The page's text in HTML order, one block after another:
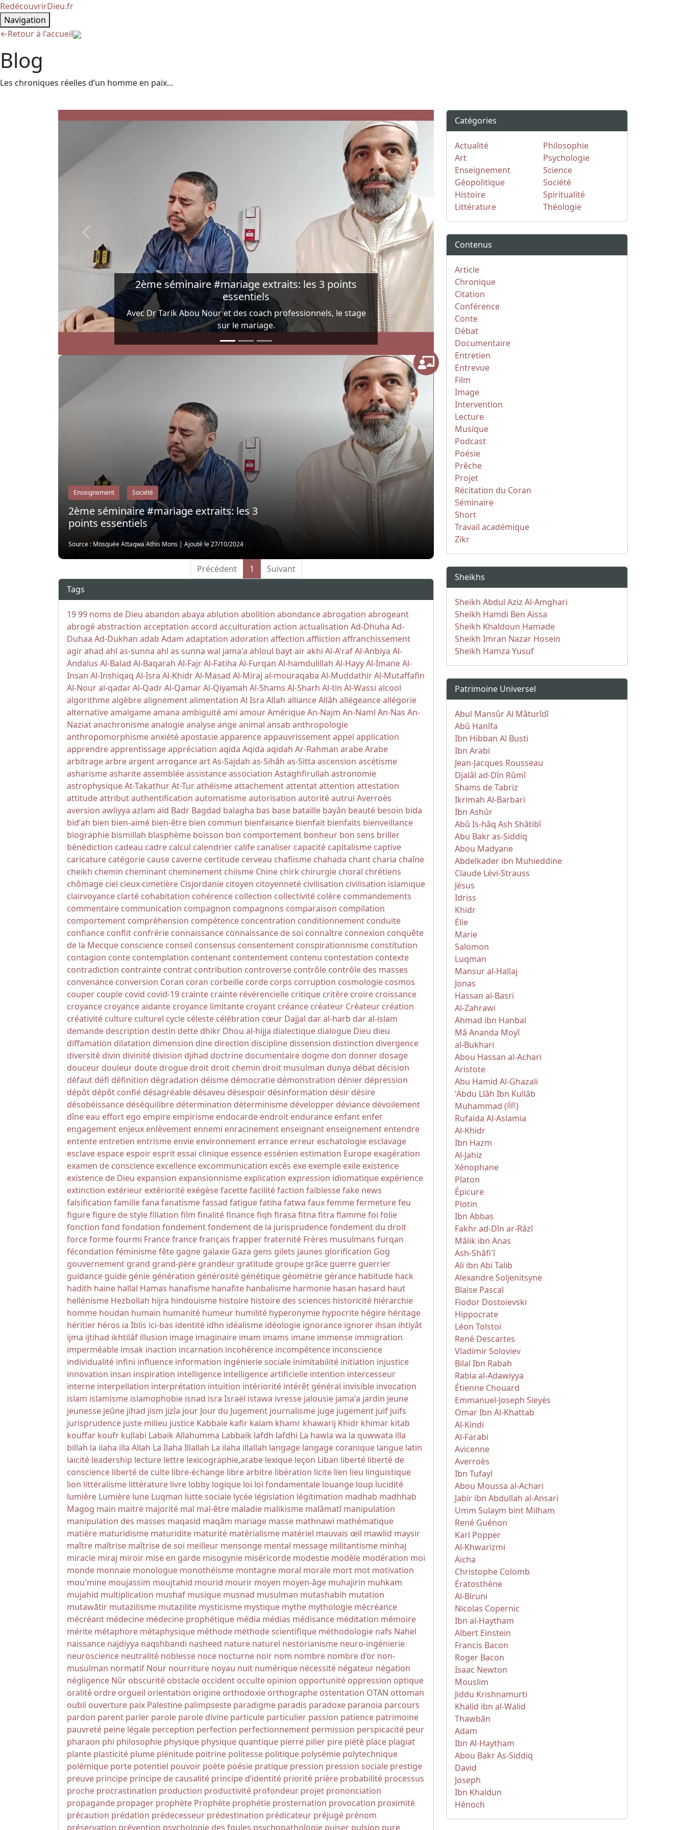
RedécouvrirDieu.fr
Navigation
←Retour à l'accueil
Blog
Les chroniques réelles d’un homme en paix...
2ème séminaire #mariage extraits: les 3 points
essentiels
Avec Dr Tarik Abou Nour et des coach professionnels, le stage
sur le mariage.
Previous Next
Enseignement Société
2ème séminaire #mariage extraits: les 3
points essentiels
Source : Mosquée Attaqwa Athis Mons | Ajouté le 27/10/2024
Précédent 1
Suivant
Tags
1999 noms de Dieu abandon abaya ablution abolition abondanceabrogation abrogeant
abrogéabstraction acceptation accord acculturation action actualisation Ad-Dhuha Ad-
Duhaa Ad-Dukhan adab Adam adaptation adoration affection affliction affranchissement
agirahad ahl as-sunna ahl as sunna wal jama'a ahloul baytairakhi Al-A'rafAl-Anbiya Al-
Andalus Al-Balad Al-Baqarah Al-FajrAl-Fatiha Al-Furqan Al-hamdulillah Al-HayyAl-ImaneAl-
Insan Al-Inshiqaq Al-Isra Al-KhidrAl-Masad Al-Miraj al-mouraqaba Al-MuddathirAl-Mutaffafin
Al-Noural-qadarAl-QadrAl-QamarAl-Qiyamah Al-Shams Al-Sharh Al-tin Al-Wassi alcool
algorithmealgèbrealignementalimentation Al Isra Allah allianceAllâh allégeanceallégorie
alternativeamalgameamana ambiguitéami amourAmériqueAn-Najm An-Naml An-Nas An-
Naziatanachronismeanalogieanalyseangeanimal ansab anthropologie
anthropomorphismeanxiétéapostasieapparenceappauvrissementappel application
apprendreapprentissageappréciation aqida Aqida aqidah Ar-Rahman arabeArabe
arbitragearbreargentarroganceartAs-Sajdah as-Sihâh as-Sitta ascension ascétisme
asharismeashariteassembléeassistanceassociation Astaghfirullah astronomie
astrophysiqueAt-TakathurAt-Turathéismeattachementattentatattention attestation
attitudeattributauthentification automatismeautorisation autoritéautrui Averroès
aversion awliyya azlam aïd Badr Bagdad balagha bas base bataille bayân beauté besoin bida
bidʻah bien bien-aimé bien-être bien commun bienfaisance bienfait bienfaits bienveillance
biographie bismillah blasphème boisson bon comportement bonheur bon sens briller
bénédiction cadeau cadre calcul calendrier calife canaliser capacité capitalisme captive
caricature catégorie cause caverne certitude cerveau chafiisme chahada chant charia chaîne
cheikh chemin cheminant cheminement chiisme Chine chirk chirurgie choral chrétiens
chômage ciel cieux cimetière Cisjordanie citoyen citoyenneté civilisation civilisation islamique
clairvoyance clarté cohabitation cohérence collection collectivité colère commandements
commentaire communication compagnon compagnons comparaison compilation
comportement compréhension compétence concentration conditionnement conduite
confiance conflit confrérie connaissance connaissance de soi connaître connexion conquête
de la Mecque conscience conseil consensus consentement conspirationnisme constitution
contagion conte contemplation contenant contentement contenu contestation contexte
contradiction contrainte contrat contribution controverse contrôle contrôle des masses
convenance conversion Coran coran corbeille corde corps corruption cosmologie cosmos
couper couple covid covid-19 crainte crainte révérencielle critique critère croire croissance
croyance croyance aidante croyance limitante croyant créance créateur Créateur création
créativité culture culturel cycle céleste célébration cœur Dajjal dar al-harb dar al-islam
demande description destin dette dhikr Dhou al-hijja dialectique dialogue Dieu dieu
diffamation dilatation dimension dine direction discipline dissension distinction divergence
diversité divin divinité division djihad doctrine documentaire dogme don donner dosage
douceur douleur doute drogue droit droit chemin droit musulman dunya débat décision
défaut défi définition dégradation déisme démocratie démonstration dénier dépression
dépôt dépôt confié désagréable désaveu désespoir désinformation désir désire
désobéissance déséquilibre détermination déterminisme développer déviance dévoilement
dîne eau effort ego empire empirisme endocarde endroit endurance enfant enfer
engagement enjeux enlèvement ennemi enracinement enseignant enseignement entendre
entente entretien entrisme envie environnement errance erreur eschatologie esclavage
esclave espace espoir esprit essai clinique essence essénien estimation Europe exagération
examen de conscience excellence excommunication excès exe exemple exile existence
existence de Dieu expansion expansionnisme explication expression idiomatique expérience
extinction extérieur extériorité exégèsefacettefacilitéfaction faiblessefake news
falsification famillefana fanatismefassad fatiguefatiha fatwa fauxfemmefermeturefeu
figurefigure de stylefiliation film finalitéfinancefiqh firasa fitna fitra flammefoi folie
fonction fond fondation fondementfondement de la jurisprudencefondement du droit
forceformefourmi Francefrancefrançais frapperfraternité Frères musulmans furqan
fécondation féminismefête gagne galaxie Gaza gens gilets jaunes glorification Gog
gouvernement grand grand-père grandeur gratitude groupe grâce guerre guerrier
guidance guide génie génération générosité génétique géométrie gérance habitude hack
hadith haine hallal Hamas hanafisme hanafite hanbalisme harmonie hasan hasard haut
hellénisme Hezbollah hijra hindouisme histoire histoire des sciences historicité hiérarchie
homme houdan humain humanité humeur humilité hyperonymie hypocrite hégire héritage
héritier héros ia Iblis ici-bas identité idhn idéalisme idéologie ignorance ignorer ihsan ihtiyât
ijma ijtihad ikhtilâf illusion image imaginaire imam imams imane immense immigration
imperméable imsak inaction incarnation incohérence incompétence inconscience
individualité infini influence information ingénierie sociale inimitabilité initiation injustice
innovation insan inspiration intelligence intelligence artificielle intention intercesseur
interne interpellation interprétation intuition intériorité intérêt général invisible invocation
islam islamisme islamophobie isnad isra Israël istawa ivresse jalousie jama'a jardin jeune
jeunesse jeûne jihad jism jizîa jour Jour du Jugement journalisme juge jugement juif juifs
jurisprudence juste milieu justice Kabbale kafir kalam khamr khawarij Khidr khimar kitab
kouffar koufr kullabi Labaik Allahumma Labbaik lafdh lafdhi La hawla wa la quwwata illa
billah la ilaha illa Allah La Ilaha Illallah La ilaha illallah langage langage coranique langue latin
laïcité leadership lecture lettre lexicographie,arabe lexique leçon Liban liberté liberté de
conscience liberté de culte libre-échange libre arbitre libération licite lien lieu linguistique
lion littéralisme littérature livre lobby logique loi loi fondamentale louange loup lucidité
lumière Lumière lune Luqman lutte sociale lycée législation légitimation madhab madhhab
Magog main maitre majorité mal mal-être maladie malikisme malâmatî manipulation
manipulation des masses maqasid maqâm mariage masse mathnawi mathématique
matière maturidisme maturidite maturité matérialisme matériel mauvais œil mawlid maysir
maître maîtrise maîtrise de soi meilleur mensonge mental message militantisme minhaj
miracle miraj miroir mise en garde misogynie miséricorde modestie modèle modération moi
monde monnaie monologue monothéisme montagne moral morale mort mot motivation
mou'mine moujassim moujtahid mourid mourir moyen moyen-âge muhajirin muhkam
mujahid multiplication mushaf musique musnad musulman mutashabih mutation
mutawātir mutazilisme mutazilite mysticisme mystique mythe mythologie mécréance
mécréant médecine médecine prophétique média médias médisance méditation mémoire
mérite métaphore métaphysique méthode méthode scientifique méthodologie nafs Nahel
naissance najdiyya naqshbandi nasheed nature naturel nestorianisme neuro-ingénierie
neuroscience neutralité noblesse noce nocturne noir nom nombre nombre d’or non-
musulman normatif Nour nourriture noyau nuit numérique nécessité négateur négation
négligence Nûr obscurité obstacle occident occulte opinion opportunité oppression optique
oralité ordre orgueil orientation origine orthodoxie orthographe ostentation OTAN ottoman
oubli ouverture paix Palestine palimpseste paradigme paradis paradoxe paranoïa parcours
pardon parent parler parole parole divine particule particulier passion patience patrimoine
pauvreté peine légale perception perfection perfectionnement permission perspicacité peur
pharaon phi philosophie physique physique quantique pierre pilier pire piété place plagiat
plante plasticité plume plénitude poitrine politesse politique polysémie polytechnique
polémique porte potentiel pouvoir poète poésie pratique pression pression sociale prestige
preuve principe principe de causalité principe d’identité priorité prière probabilité processus
proche procrastination production productivité profondeur projet prononciation
propagande propager prophète Prophète prophétie prosternation provocation proximité
précaution prédation prédecesseur prédestination prédicateur préjugé prénom
préservation prévention psychologie des foules psychopathologie puiser pulsion pure
Catégories
Actualité
Art
Enseignement
Géopolitique
Histoire
Littérature
Philosophie
Psychologie
Science
Société
Spiritualité
Théologie
Contenus
Article
Chronique
Citation
Conférence
Conte
Débat
Documentaire
Entretien
Entrevue
Film
Image
Intervention
Lecture
Musique
Podcast
Poésie
Prêche
Projet
Récitation du Coran
Séminaire
Short
Travail académique
Zikr
Sheikhs
Sheikh Abdul Aziz Al-Amghari
Sheikh Hamdi Ben Aïssa
Sheikh Khaldoun Hamade
Sheikh Imran Nazar Hosein
Sheikh Hamza Yusuf
Patrimoine Universel
Abul Mansûr Al Mâturîdî
Abû Hanîfa
Ibn Hibban Al Busti
Ibn Arabi
Jean-Jacques Rousseau
Djalâl ad-Dîn Rûmî
Shams de Tabriz
Ikrimah Al-Barbari
Ibn Ashûr
Abû Is-hâq Ash Shâtibî
Abu Bakr as-Siddiq
Abou Madyane
Abdelkader ibn Muhieddine
Claude Lévi-Strauss
Jésus
Idriss
Khidr
Élie
Marie
Salomon
Luqman
Mansur al-Hallaj
Jonas
Hassan al-Basri
Al-Zahrawi
Ahmad ibn Hanbal
Mâ Ananda Moyî
al-Bukhari
Abou Hassan al-Achari
Aristote
Abu Hamid Al-Ghazali
'Abdu Llâh Ibn Kullâb
Muhammad (ﷺ)
Rufaida Al-Aslamia
Al-Khidr
Ibn Hazm
Al-Jahiz
Xénophane
Platon
Épicure
Plotin
Ibn Abbas
Fakhr ad-Dîn ar-Râzî
Mâlik ibn Anas
Ash-Shâfi'î
Ali ibn Abi Talib
Alexandre Soljenitsyne
Blaise Pascal
Fiodor Dostoïevski
Hippocrate
Léon Tolstoï
René Descartes
Vladimir Soloviev
Bilal Ibn Rabah
Rabia al-Adawiyya
Étienne Chouard
Emmanuel-Joseph Sieyès
Omar Ibn Al-Khattab
Al-Kindi
Al-Farabi
Avicenne
Averroès
Ibn Tufayl
Abou Moussa al-Achari
Jabir ibn Abdullah al-Ansari
Umm Sulaym bint Milham
René Guénon
Karl Popper
Al-Khwarizmi
Aïcha
Christophe Colomb
Ératosthène
Al-Biruni
Nicolas Copernic
Ibn al-Haytham
Albert Einstein
Francis Bacon
Roger Bacon
Isaac Newton
Mouslim
Jiddu Krishnamurti
Khalid ibn al-Walid
Thawbân
Adam
Ibn Al-Haytham
Abou Bakr As-Siddiq
David
Joseph
Ibn Khaldun
Hénoch